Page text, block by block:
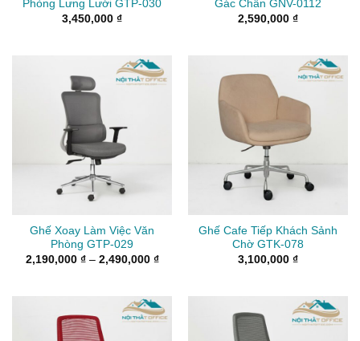
Phòng Lưng Lưới GTP-030
3,450,000 ₫
Gác Chân GNV-0112
2,590,000 ₫
Ghế Xoay Làm Việc Văn
Phòng GTP-029
2,190,000 ₫ – 2,490,000 ₫Khoảng
2,490,000 ₫
Ghế Cafe Tiếp Khách Sảnh
Chờ GTK-078
3,100,000 ₫